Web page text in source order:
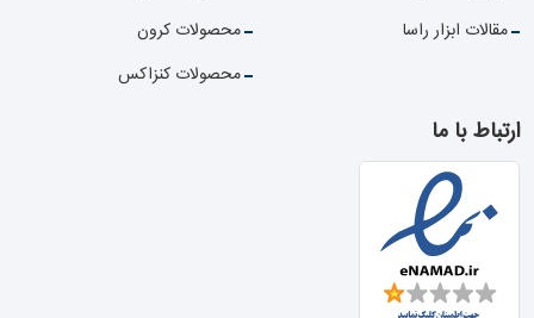
مقالات ابزار راسا
محصولات کرون
محصولات کنزاکس
ارتباط با ما